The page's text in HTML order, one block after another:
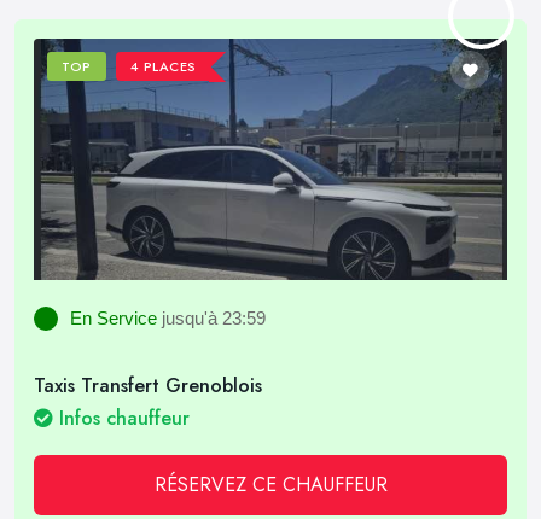
TOP 4 PLACES
En Service jusqu'à 23:59
Taxis Transfert Grenoblois
Infos chauffeur
RÉSERVEZ CE CHAUFFEUR